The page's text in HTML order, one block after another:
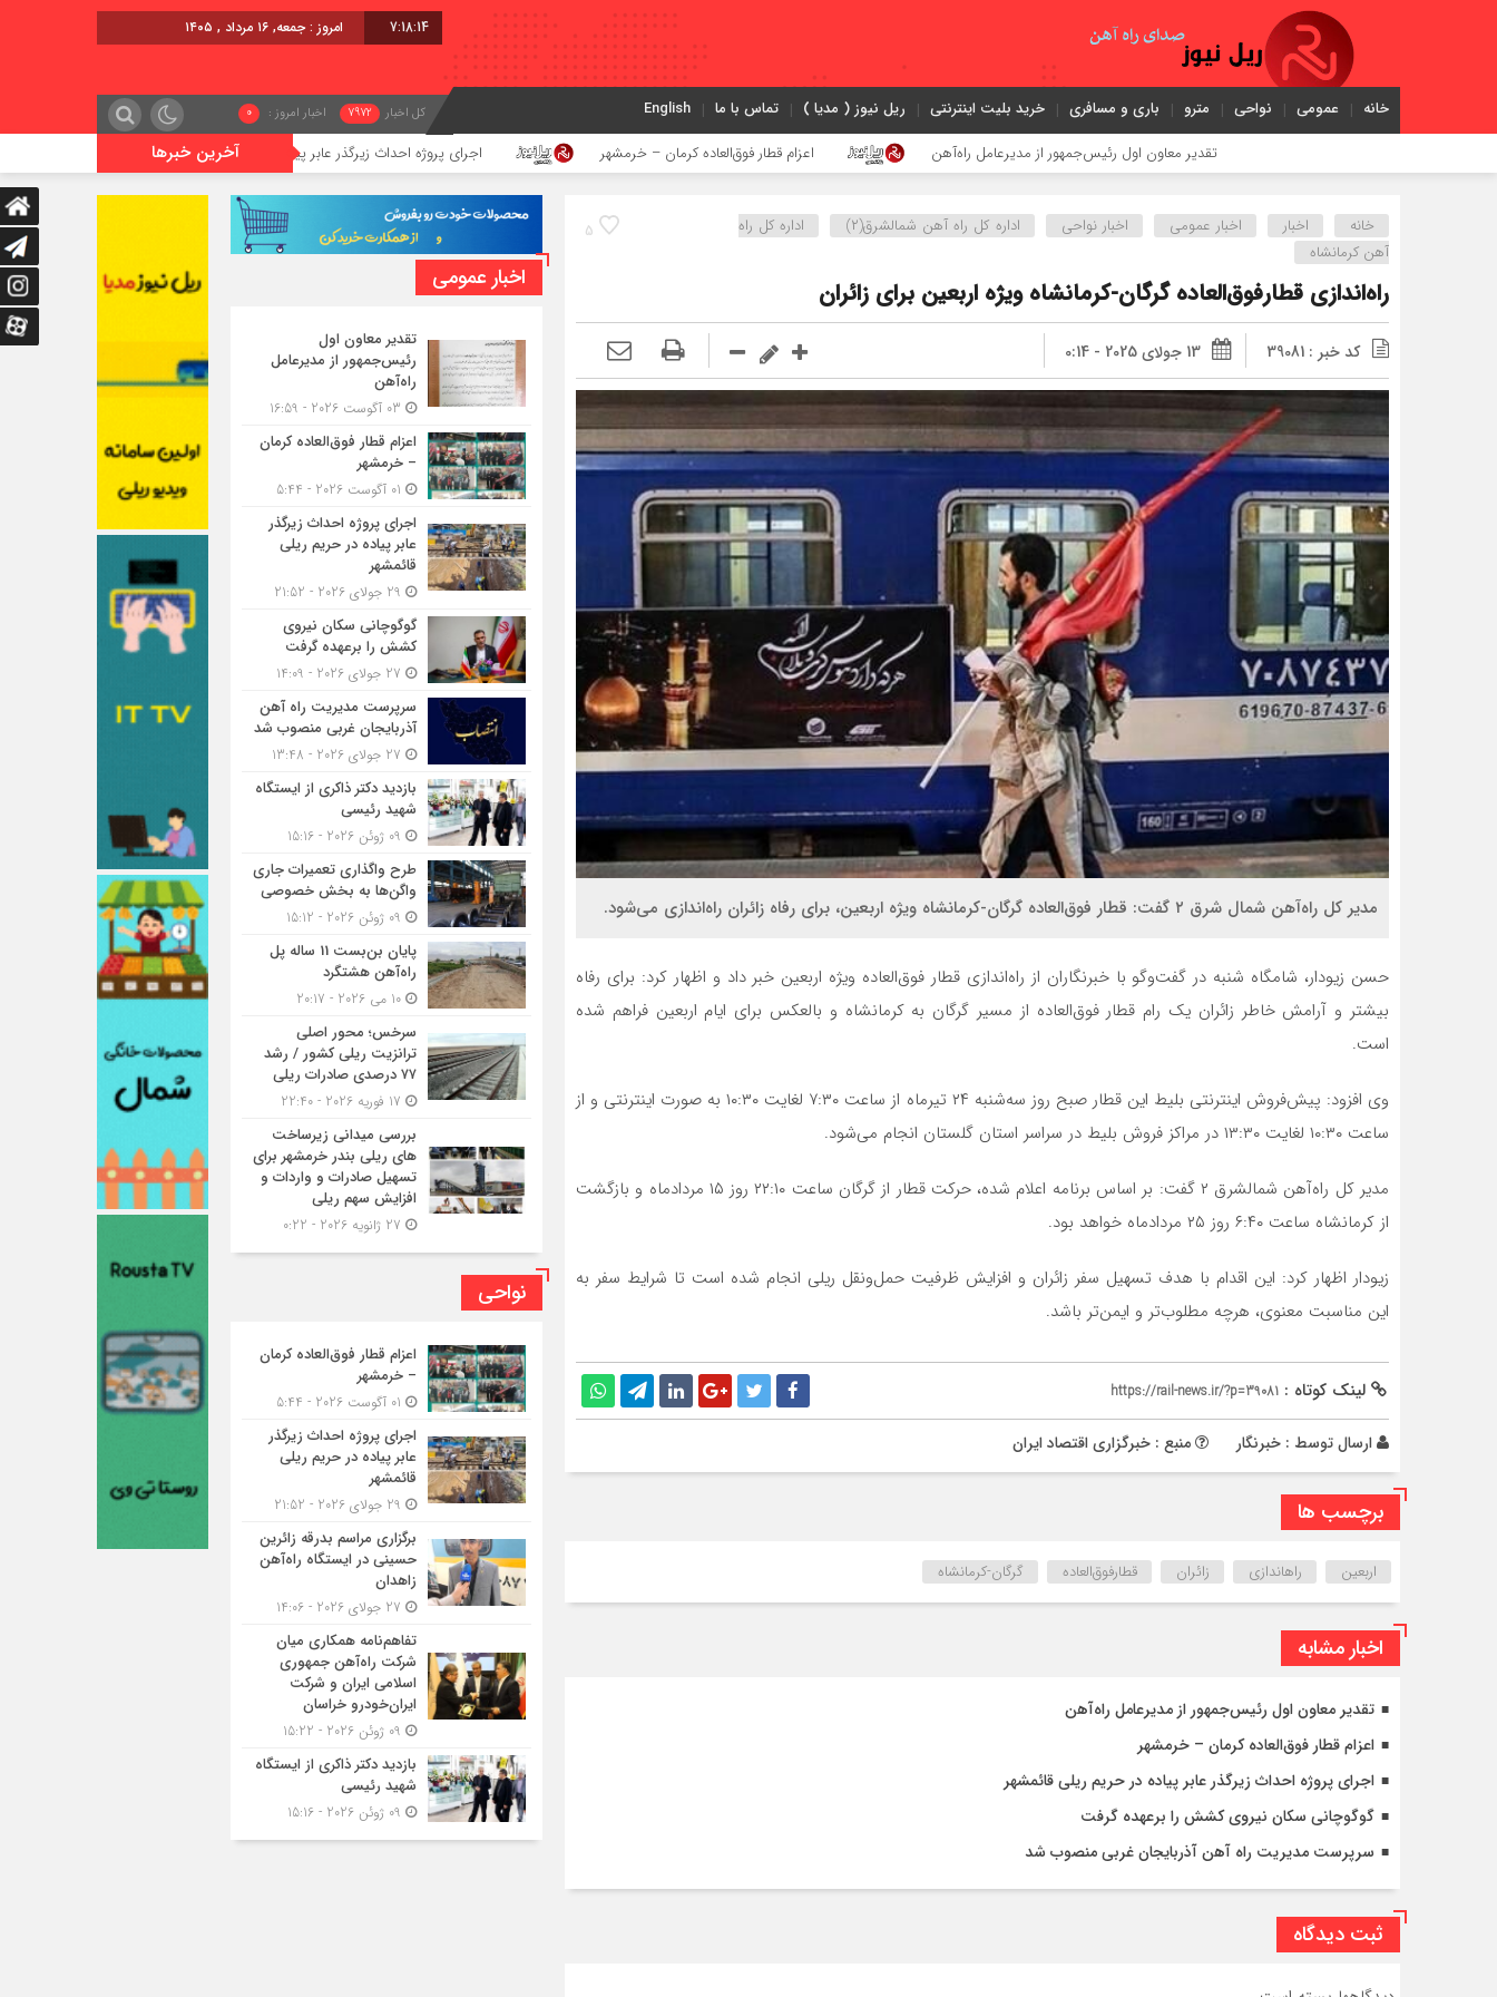
7:18:15 امروز : جمعه, ۱۶ مرداد , ۱۴۰۵
خانه عمومی نواحی مترو باری و مسافری خرید بلیت اینترنتی ریل نیوز ( مدیا ) تماس با ما English کل اخبار 7972 اخبار امروز : 0
آخرین خبرها تقدیر معاون اول رئیس‌جمهور از مدیرعامل راه‌آهن اعزام قطار فوق‌العاده کرمان – خرمشهر اجرای پروژه احداث زیرگذر عابر پیاده در حریم ریلی قائمشهر
5 خانه اخبار اخبار عمومی اخبار نواحی اداره كل راه آهن شمالشرق(۲)
اداره کل راه
آهن کرمانشاه
راه‌اندازی قطارفوق‌العاده گرگان-کرمانشاه ویژه اربعین برای زائران
کد خبر : 39081 13 جولای 2025 - 0:14
مدیر کل راه‌آهن شمال شرق ۲ گفت: قطار فوق‌العاده گرگان-کرمانشاه ویژه اربعین، برای رفاه زائران راه‌اندازی می‌شود.
حسن زیودار، شامگاه شنبه در گفت‌وگو با خبرنگاران از راه‌اندازی قطار فوق‌العاده ویژه اربعین خبر داد و اظهار کرد: برای رفاه
بیشتر و آرامش خاطر زائران یک رام قطار فوق‌العاده از مسیر گرگان به کرمانشاه و بالعکس برای ایام اربعین فراهم شده
است.
وی افزود: پیش‌فروش اینترنتی بلیط این قطار صبح روز سه‌شنبه ۲۴ تیرماه از ساعت ۷:۳۰ لغایت ۱۰:۳۰ به صورت اینترنتی و از
ساعت ۱۰:۳۰ لغایت ۱۳:۳۰ در مراکز فروش بلیط در سراسر استان گلستان انجام می‌شود.
مدیر کل راه‌آهن شمالشرق ۲ گفت: بر اساس برنامه اعلام شده، حرکت قطار از گرگان ساعت ۲۲:۱۰ روز ۱۵ مردادماه و بازگشت
از کرمانشاه ساعت ۶:۴۰ روز ۲۵ مردادماه خواهد بود.
زیودار اظهار کرد: این اقدام با هدف تسهیل سفر زائران و افزایش ظرفیت حمل‌ونقل ریلی انجام شده است تا شرایط سفر به
این مناسبت معنوی، هرچه مطلوب‌تر و ایمن‌تر باشد.
لینک کوتاه : https://rail-news.ir/?p=39081
ارسال توسط : خبرنگار منبع : خبرگزاری اقتصاد ایران
برچسب ها
اربعین راهاندازی زائران قطارفوق‌العاده گرگان-کرمانشاه
اخبار مشابه
تقدیر معاون اول رئیس‌جمهور از مدیرعامل راه‌آهن
اعزام قطار فوق‌العاده کرمان – خرمشهر
اجرای پروژه احداث زیرگذر عابر پیاده در حریم ریلی قائمشهر
گوگوچانی سکان نیروی کشش را برعهده گرفت
سرپرست مدیریت راه آهن آذربایجان غربی منصوب شد
ثبت دیدگاه
اخبار عمومی
تقدیر معاون اول
رئیس‌جمهور از مدیرعامل
راه‌آهن
اعزام قطار فوق‌العاده کرمان
– خرمشهر
اجرای پروژه احداث زیرگذر
عابر پیاده در حریم ریلی
قائمشهر
گوگوچانی سکان نیروی
کشش را برعهده گرفت
سرپرست مدیریت راه آهن
آذربایجان غربی منصوب شد
بازدید دکتر ذاکری از ایستگاه
شهید رئیسی
طرح واگذاری تعمیرات جاری
واگن‌ها به بخش خصوصی
پایان بن‌بست 11 ساله پل
راه‌آهن هشتگرد
سرخس؛ محور اصلی
ترانزیت ریلی کشور / رشد
۷۷ درصدی صادرات ریلی
بررسی میدانی زیرساخت
های ریلی بندر خرمشهر برای
تسهیل صادرات و واردات و
افزایش سهم ریلی
نواحی
اعزام قطار فوق‌العاده کرمان
– خرمشهر
اجرای پروژه احداث زیرگذر
عابر پیاده در حریم ریلی
قائمشهر
برگزاری مراسم بدرقه زائرین
حسینی در ایستگاه راه‌آهن
زاهدان
تفاهم‌نامه همکاری میان
شرکت راه‌آهن جمهوری
اسلامی ایران و شرکت
ایران‌خودرو خراسان
بازدید دکتر ذاکری از ایستگاه
شهید رئیسی